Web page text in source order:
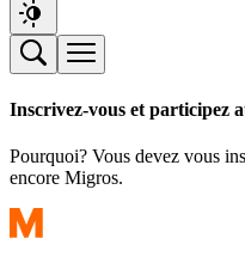
Inscrivez-vous et participez
Pourquoi? Vous devez vous
encore Migros.